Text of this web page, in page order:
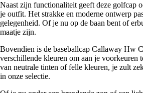
Naast zijn functionaliteit geeft deze golfcap
je outfit. Het strakke en moderne ontwerp
gelegenheid. Of je nu op de baan bent of
maatje zijn.
Bovendien is de baseballcap Callaway Hw
verschillende kleuren om aan je voorkeuren
van neutrale tinten of felle kleuren, je zult
in onze selectie.